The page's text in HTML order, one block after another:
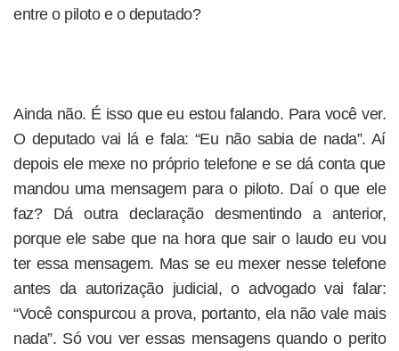
entre o piloto e o deputado?
Ainda não. É isso que eu estou falando. Para você ver.
O deputado vai lá e fala: “Eu não sabia de nada”. Aí
depois ele mexe no próprio telefone e se dá conta que
mandou uma mensagem para o piloto. Daí o que ele
faz? Dá outra declaração desmentindo a anterior,
porque ele sabe que na hora que sair o laudo eu vou
ter essa mensagem. Mas se eu mexer nesse telefone
antes da autorização judicial, o advogado vai falar:
“Você conspurcou a prova, portanto, ela não vale mais
nada”. Só vou ver essas mensagens quando o perito